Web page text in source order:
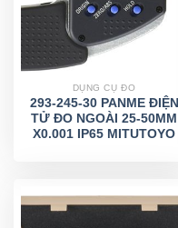
DỤNG CỤ ĐO
293-245-30 PANME ĐIỆN
TỬ ĐO NGOÀI 25-50MM
X0.001 IP65 MITUTOYO